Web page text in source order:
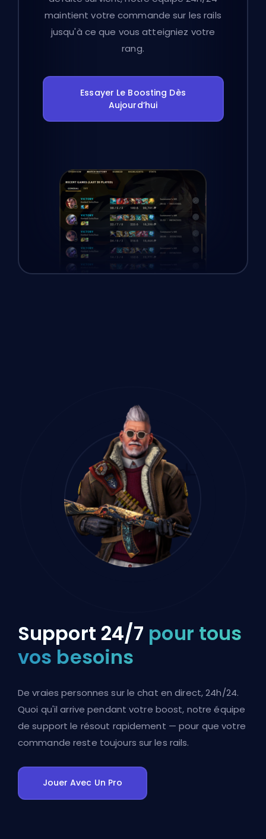
maintient votre commande sur les rails
jusqu'à ce que vous atteigniez votre
rang.
Essayer Le Boosting Dès
Aujourd’hui
Support 24/7 pour tous
vos besoins
De vraies personnes sur le chat en direct, 24h/24.
Quoi qu'il arrive pendant votre boost, notre équipe
de support le résout rapidement — pour que votre
commande reste toujours sur les rails.
Jouer Avec Un Pro